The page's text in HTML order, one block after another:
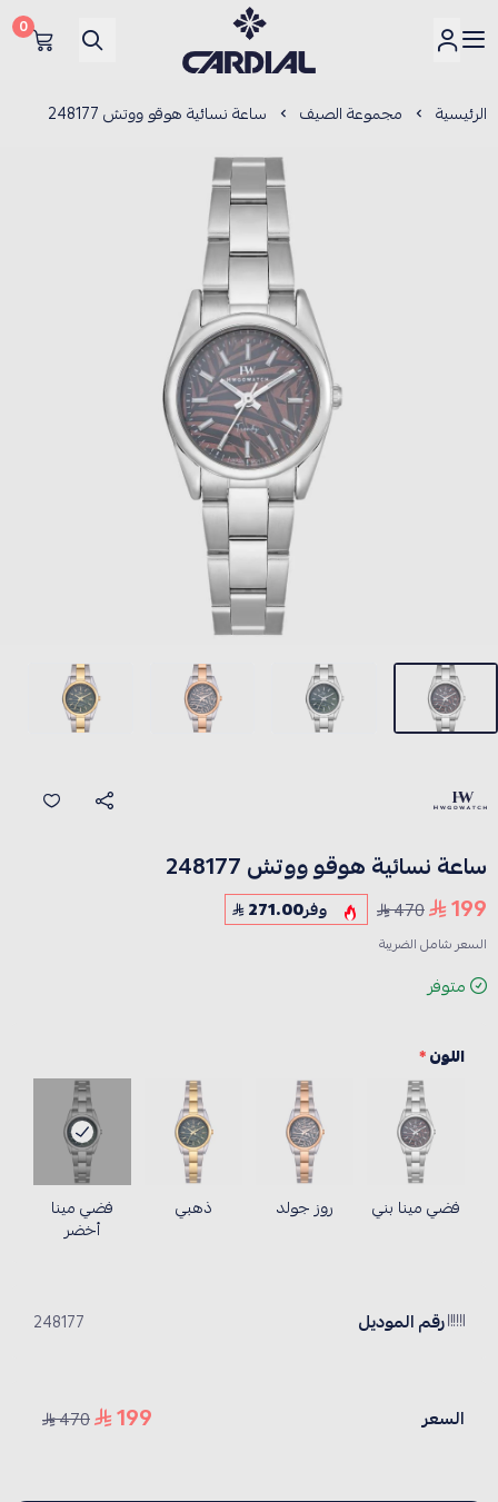
كارديــال
0
الرئيسية مجموعة الصيف ساعة نسائية هوقو ووتش 248177
ساعة نسائية هوقو ووتش 248177
199
470 وفر271.00
السعر شامل الضريبة
متوفر
اللون*
فضي مينا بني روز جولد ذهبي فضي مينا
أخضر
رقم الموديل 248177
السعر 199
470